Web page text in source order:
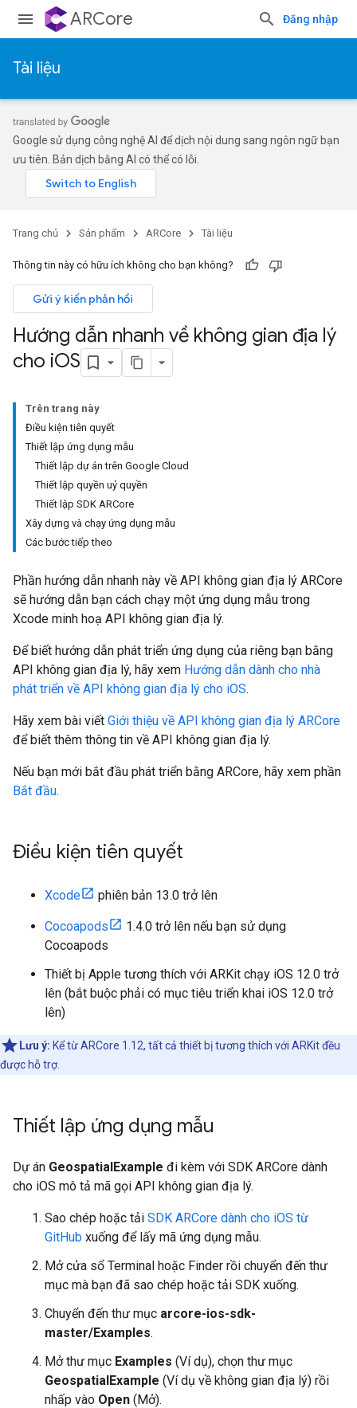
ARCore Đăng nhập
Tài liệu
Google sử dụng công nghệ AI để dịch nội dung sang ngôn ngữ bạn
ưu tiên. Bản dịch bằng AI có thể có lỗi.
Trang chủ Sản phẩm ARCore Tài liệu
Thông tin này có hữu ích không cho bạn không?
Gửi ý kiến phản hồi
Hướng dẫn nhanh về không gian địa lý
cho iOS
Trên trang này
Điều kiện tiên quyết
Thiết lập ứng dụng mẫu
Thiết lập dự án trên Google Cloud
Thiết lập quyền uỷ quyền
Thiết lập SDK ARCore
Xây dựng và chạy ứng dụng mẫu
Các bước tiếp theo
Phần hướng dẫn nhanh này về API không gian địa lý ARCore
sẽ hướng dẫn bạn cách chạy một ứng dụng mẫu trong
Xcode minh hoạ API không gian địa lý.
Để biết hướng dẫn phát triển ứng dụng của riêng bạn bằng
API không gian địa lý, hãy xem Hướng dẫn dành cho nhà
phát triển về API không gian địa lý cho iOS.
Hãy xem bài viết Giới thiệu về API không gian địa lý ARCore
để biết thêm thông tin về API không gian địa lý.
Nếu bạn mới bắt đầu phát triển bằng ARCore, hãy xem phần
Bắt đầu.
Điều kiện tiên quyết
Xcode phiên bản 13.0 trở lên
Cocoapods
1.4.0 trở lên nếu bạn sử dụng
Cocoapods
Thiết bị Apple tương thích với ARKit chạy iOS 12.0 trở
lên (bắt buộc phải có mục tiêu triển khai iOS 12.0 trở
lên)
Lưu ý: Kể từ ARCore 1.12, tất cả thiết bị tương thích với ARKit đều
được hỗ trợ.
Thiết lập ứng dụng mẫu
Dự án GeospatialExample đi kèm với SDK ARCore dành
cho iOS mô tả mã gọi API không gian địa lý.
Sao chép hoặc tải SDK ARCore dành cho iOS từ
GitHub xuống để lấy mã ứng dụng mẫu.
Mở cửa sổ Terminal hoặc Finder rồi chuyển đến thư
mục mà bạn đã sao chép hoặc tải SDK xuống.
Chuyển đến thư mục arcore-ios-sdk-
master/Examples.
Mở thư mục Examples (Ví dụ), chọn thư mục
GeospatialExample (Ví dụ về không gian địa lý) rồi
nhấp vào Open (Mở).